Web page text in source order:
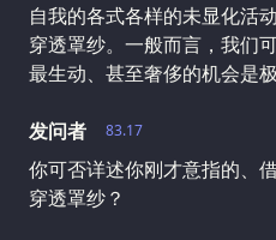
自我的各式各样的未显化活
穿透罩纱。一般而言，我们
最生动、甚至奢侈的机会是
83.17
发问者
你可否详述你刚才意指的、
穿透罩纱？